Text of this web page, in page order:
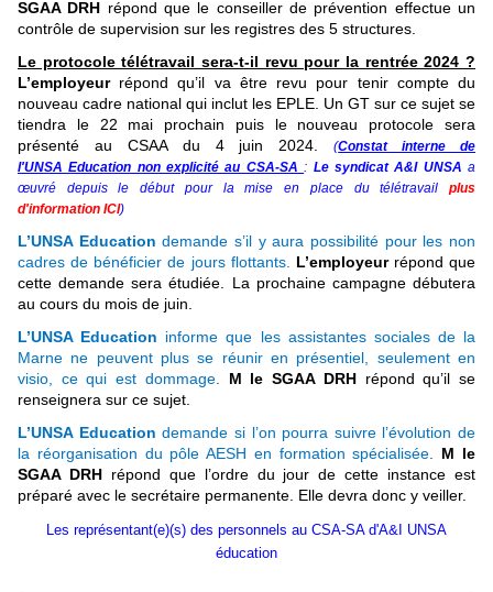
SGAA DRH répond que le conseiller de prévention effectue un
contrôle de supervision sur les registres des 5 structures.
Le protocole télétravail sera-t-il revu pour la rentrée 2024 ?
L’employeurrépond qu’il va être revu pour tenir compte du
nouveau cadre national qui inclut les EPLE. Un GT sur ce sujet se
tiendra le 22 mai prochain puis le nouveau protocole sera
présenté au CSAA du 4 juin 2024.(Constat interne de
l'UNSA Education non explicité au CSA-SA: Le syndicat A&I UNSA a
œuvré depuis le début pour la mise en place du télétravail plus
d'information ICI)
L’UNSA Education demande s’il y aura possibilité pour les non
cadres de bénéficier de jours flottants. L’employeurrépond que
cette demande sera étudiée. La prochaine campagne débutera
au cours du mois de juin.
L’UNSA Education informe que les assistantes sociales de la
Marne ne peuvent plus se réunir en présentiel, seulement en
visio, ce qui est dommage. M le SGAA DRH répond qu’il se
renseignera sur ce sujet.
L’UNSA Education demande si l’on pourra suivre l’évolution de
la réorganisation du pôle AESH en formation spécialisée
M le
SGAA DRH répond que l’ordre du jour de cette instance est
préparé avec le secrétaire permanente. Elle devra donc y veiller.
Les représentant(e)(s) des personnels au CSA-SA d'A&I UNSA
éducation